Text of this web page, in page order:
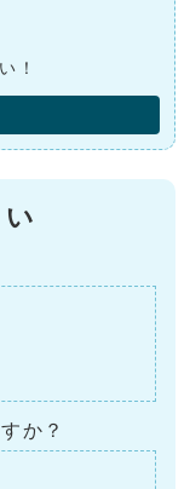
！
か？